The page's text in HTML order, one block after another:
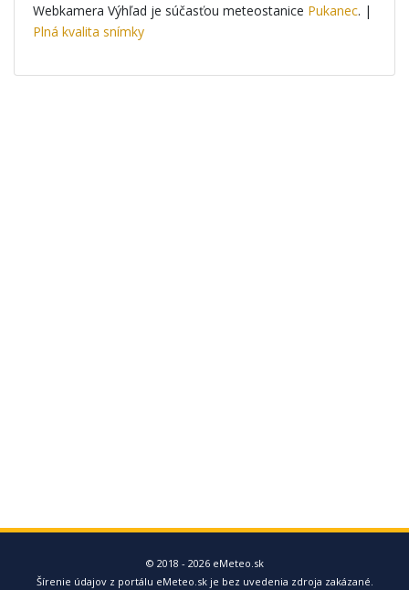
Webkamera Výhľad je súčasťou meteostanice Pukanec. |
Plná kvalita snímky
© 2018 - 2026 eMeteo.sk
Šírenie údajov z portálu eMeteo.sk je bez uvedenia zdroja zakázané.